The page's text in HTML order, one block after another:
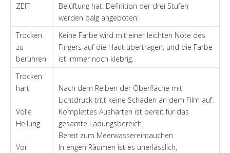
ZEIT
Belüftung hat. Definition der drei Stufen
werden balg angeboten:
Trocken
zu
berühren
Keine Farbe wird mit einer leichten Note des
Fingers auf die Haut übertragen, und die Farbe
ist immer noch klebrig.
Trocken
hart
Volle
Heilung
Vor
Nach dem Reiben der Oberfläche mit
Lichtdruck tritt keine Schäden an dem Film auf.
Komplettes Aushärten ist bereit für das
gesamte Ladungsbereich
Bereit zum Meerwassereintauchen
In engen Räumen ist es unerlässlich,